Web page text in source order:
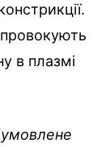
провокують
в плазмі